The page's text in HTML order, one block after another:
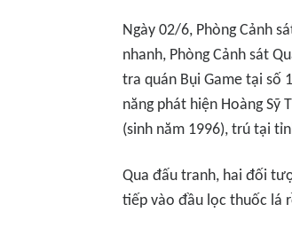
Ngày 02/6, Phòng Cảnh
nhanh, Phòng Cảnh sát
tra quán Bụi Game tại số
năng phát hiện Hoàng Sỹ
(sinh năm 1996), trú tại
Qua đấu tranh, hai đối
tiếp vào đầu lọc thuốc lá